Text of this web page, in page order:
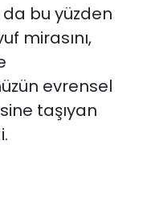
bu yüzden
mirasını,
evrensel
taşıyan